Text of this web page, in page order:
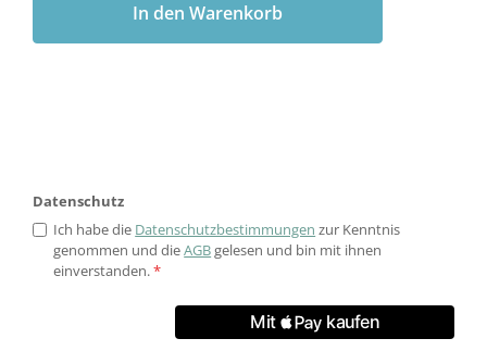
In den Warenkorb
Datenschutz
Ich habe die Datenschutzbestimmungen zur Kenntnis
genommen und dieAGBgelesen und bin mit ihnen
einverstanden.*